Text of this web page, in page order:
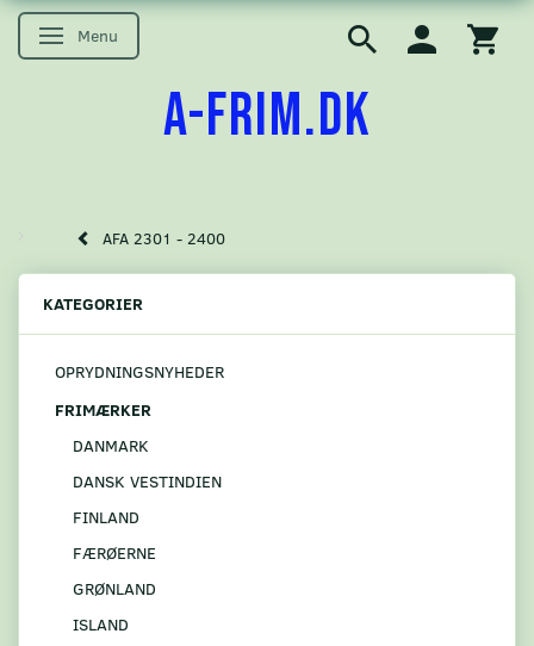
Skifte navigation
Menu
A-FRIM.DK
AFA 2301 - 2400
KATEGORIER
OPRYDNINGSNYHEDER
FRIMÆRKER
DANMARK
DANSK VESTINDIEN
FINLAND
FÆRØERNE
GRØNLAND
ISLAND